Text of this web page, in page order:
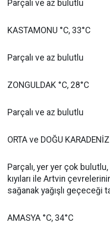
Parçalı ve az bulutlu
KASTAMONU °C, 33°C
Parçalı ve az bulutlu
ZONGULDAK °C, 28°C
Parçalı ve az bulutlu
ORTA ve DOĞU KARADENİZ
Parçalı, yer yer çok
kıyıları ile Artvin
sağanak yağışlı geçeceği
AMASYA °C, 34°C